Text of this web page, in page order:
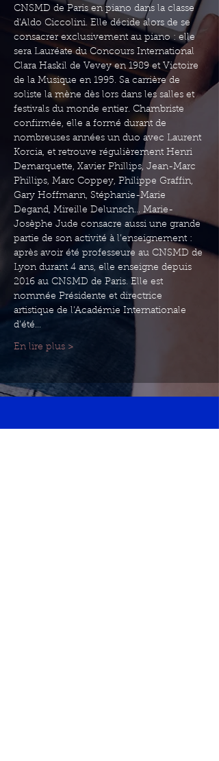
CNSMD de Paris en piano dans la classe
d’Aldo Ciccolini. Elle décide alors de se
consacrer exclusivement au piano : elle
sera Lauréate du Concours International
Clara Haskil de Vevey en 1989 et Victoire
de la Musique en 1995. Sa carrière de
soliste la mène dès lors dans les salles et
festivals du monde entier. Chambriste
confirmée, elle a formé durant de
nombreuses années un duo avec Laurent
Korcia, et retrouve régulièrement Henri
Demarquette, Xavier Phillips, Jean-Marc
Phillips, Marc Coppey, Philippe Graffin,
Gary Hoffmann, Stéphanie-Marie
Degand, Mireille Delunsch… Marie-
Josèphe Jude consacre aussi une grande
partie de son activité à l’enseignement :
après avoir été professeure au CNSMD de
Lyon durant 4 ans, elle enseigne depuis
2016 au CNSMD de Paris. Elle est
nommée Présidente et directrice
artistique de l’Académie Internationale
d’été…
En lire plus >